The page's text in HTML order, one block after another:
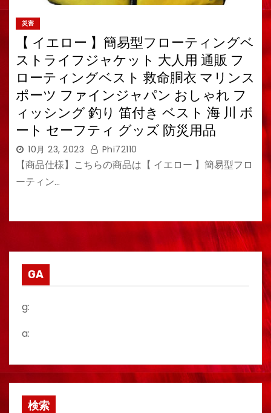
災害
【 イエロー 】簡易型フローティングベ
ストライフジャケット 大人用 通販 フ
ローティングベスト 救命胴衣 マリンス
ポーツ ファインジャパン おしゃれ フ
ィッシング 釣り 笛付き ベスト 海 川 ボ
ート セーフティ グッズ 防災用品
10月 23, 2023 Phi72110
【商品仕様】こちらの商品は【 イエロー 】簡易型フロ
ーティン…
GA
g:
a:
検索